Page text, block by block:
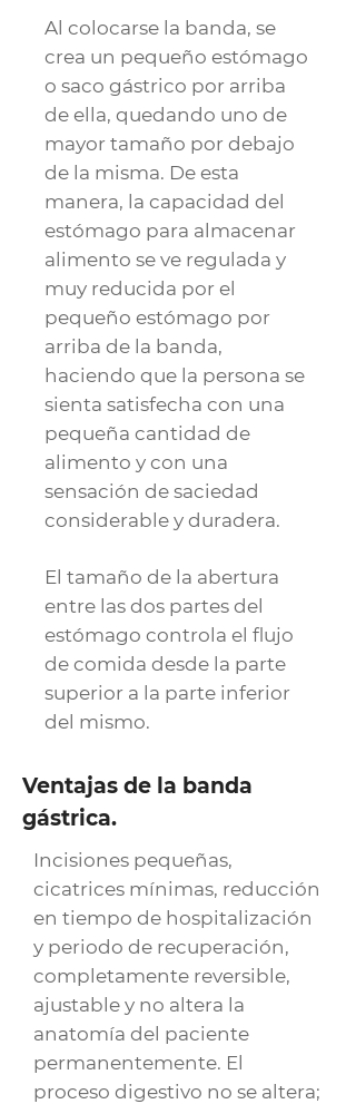
Al colocarse la banda, se
crea un pequeño estómago
o saco gástrico por arriba
de ella, quedando uno de
mayor tamaño por debajo
de la misma. De esta
manera, la capacidad del
estómago para almacenar
alimento se ve regulada y
muy reducida por el
pequeño estómago por
arriba de la banda,
haciendo que la persona se
sienta satisfecha con una
pequeña cantidad de
alimento y con una
sensación de saciedad
considerable y duradera.
El tamaño de la abertura
entre las dos partes del
estómago controla el flujo
de comida desde la parte
superior a la parte inferior
del mismo.
Ventajas de la banda
gástrica.
Incisiones pequeñas,
cicatrices mínimas, reducción
en tiempo de hospitalización
y periodo de recuperación,
completamente reversible,
ajustable y no altera la
anatomía del paciente
permanentemente. El
proceso digestivo no se altera;